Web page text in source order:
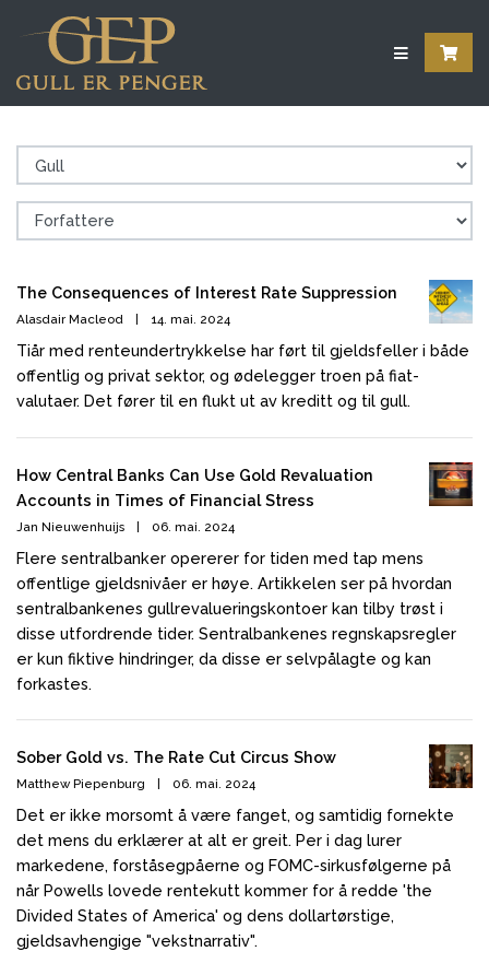
The Consequences of Interest Rate Suppression
Alasdair Macleod 14. mai. 2024
Tiår med renteundertrykkelse har ført til gjeldsfeller i både
offentlig og privat sektor, og ødelegger troen på fiat-
valutaer. Det fører til en flukt ut av kreditt og til gull.
How Central Banks Can Use Gold Revaluation
Accounts in Times of Financial Stress
Jan Nieuwenhuijs | 06. mai. 2024
Flere sentralbanker opererer for tiden med tap mens
offentlige gjeldsnivåer er høye. Artikkelen ser på hvordan
sentralbankenes gullrevalueringskontoer kan tilby trøst i
disse utfordrende tider. Sentralbankenes regnskapsregler
er kun fiktive hindringer, da disse er selvpålagte og kan
forkastes.
Sober Gold vs. The Rate Cut Circus Show
Matthew Piepenburg | 06. mai. 2024
Det er ikke morsomt å være fanget, og samtidig fornekte
det mens du erklærer at alt er greit. Per i dag lurer
markedene, forståsegpåerne og FOMC-sirkusfølgerne på
når Powells lovede rentekutt kommer for å redde 'the
Divided States of America' og dens dollartørstige,
gjeldsavhengige "vekstnarrativ".